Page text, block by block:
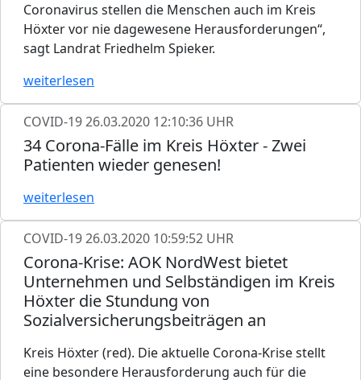
Coronavirus stellen die Menschen auch im Kreis
Höxter vor nie dagewesene Herausforderungen“,
sagt Landrat Friedhelm Spieker.
weiterlesen
COVID-1926.03.2020 12:10:36 UHR
34 Corona-Fälle im Kreis Höxter - Zwei
Patienten wieder genesen!
weiterlesen
COVID-1926.03.2020 10:59:52 UHR
Corona-Krise: AOK NordWest bietet
Unternehmen und Selbständigen im Kreis
Höxter die Stundung von
Sozialversicherungsbeiträgen an
Kreis Höxter (red). Die aktuelle Corona-Krise stellt
eine besondere Herausforderung auch für die